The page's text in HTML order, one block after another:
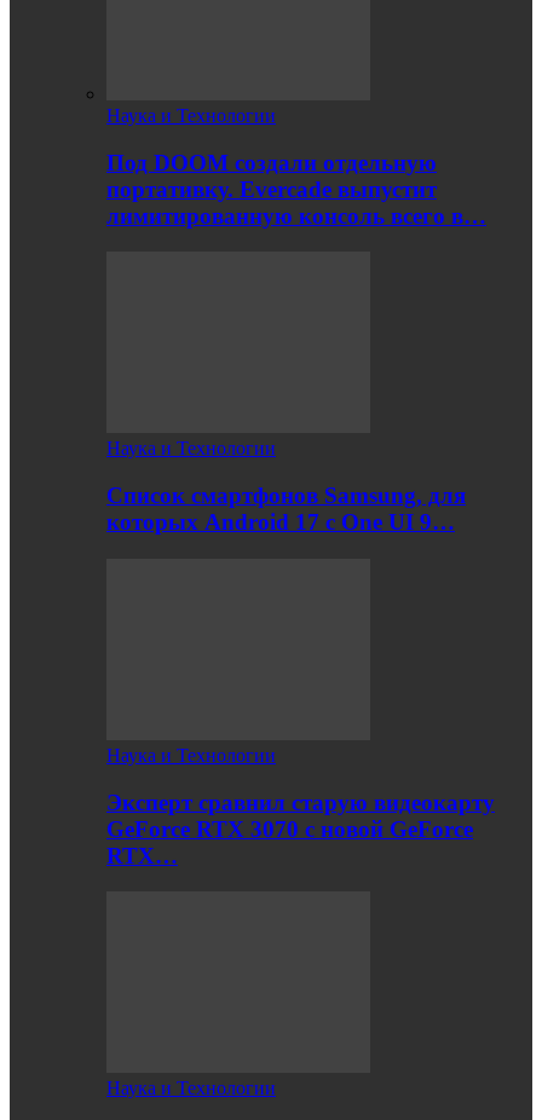
Наука и Технологии
Под DOOM создали отдельную
портативку. Evercade выпустит
лимитированную консоль всего в…
Наука и Технологии
Список смартфонов Samsung, для
которых Android 17 с One UI 9…
Наука и Технологии
Эксперт сравнил старую видеокарту
GeForce RTX 3070 с новой GeForce
RTX…
Наука и Технологии